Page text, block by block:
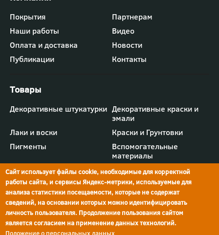
г.Ростов-на-Дону,
ул.Мечникова, д.134
просп. Шолохова, 211/4,
Ростов-на-Дону
Футер
-
меню
"Компания"
Покрытия
Партнерам
Наши работы
Видео
Оплата и доставка
Новости
Публикации
Контакты
Футер
-
меню
"Товары"
Декоративные штукатурки Декоративные краски и
эмали
Лаки и воски
Краски и Грунтовки
Пигменты
Вспомогательные
материалы
Политика конфиденциальности
Сайт использует файлы cookie, необходимые для корректной
работы сайта, и сервисы Яндекс-метрики, используемые для
анализа статистики посещаемости, которые не содержат
сведений, на основании которых можно идентифицировать
личность пользователя. Продолжение пользования сайтом
является согласием на применение данных технологий.
Положение о персональных данных